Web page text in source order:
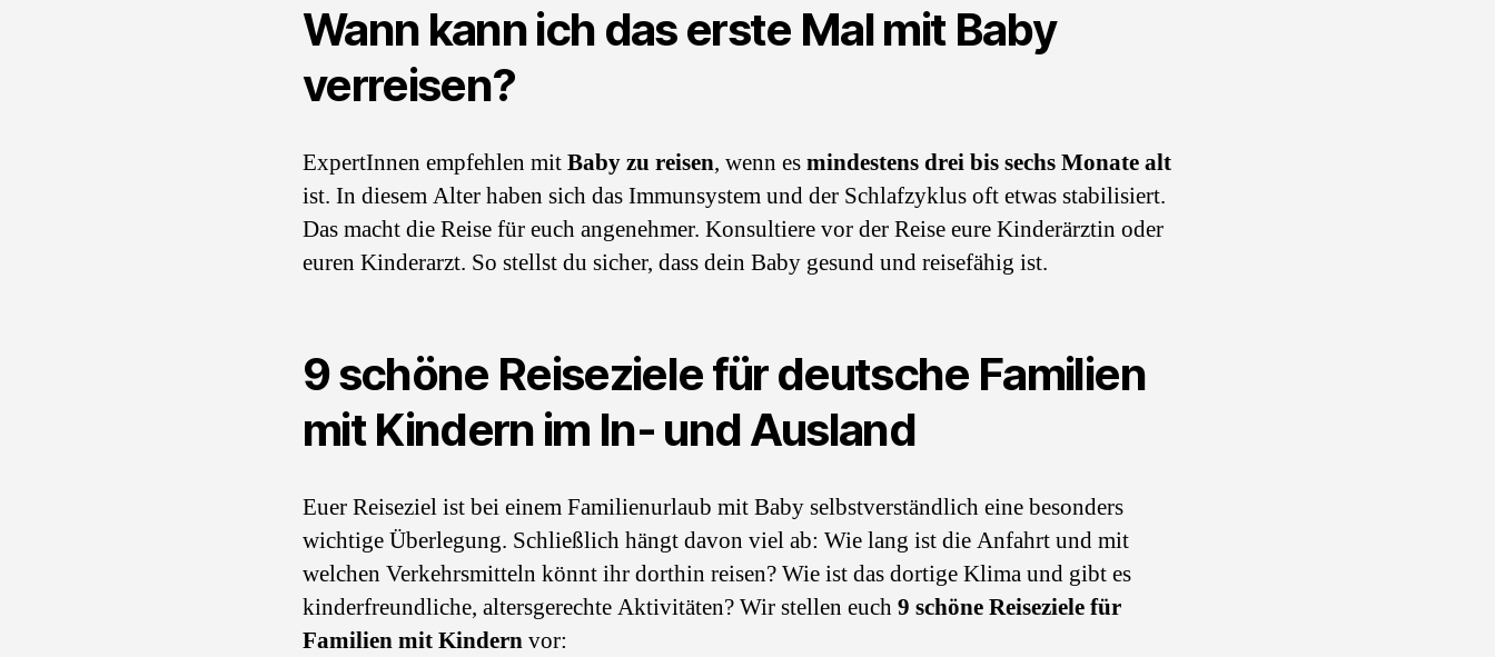
Wann kann ich das erste Mal mit Baby
verreisen?
ExpertInnen empfehlen mitBaby zu reisen, wenn esmindestens drei bis sechs Monate alt
ist. In diesem Alter haben sich das Immunsystem und der Schlafzyklus oft etwas stabilisiert.
Das macht die Reise für euch angenehmer. Konsultiere vor der Reise eure Kinderärztin oder
euren Kinderarzt. So stellst du sicher, dass dein Baby gesund und reisefähig ist.
9 schöne Reiseziele für deutsche Familien
mit Kindern im In- und Ausland
Euer Reiseziel ist bei einem Familienurlaub mit Baby selbstverständlich eine besonders
wichtige Überlegung. Schließlich hängt davon viel ab: Wie lang ist die Anfahrt und mit
welchen Verkehrsmitteln könnt ihr dorthin reisen? Wie ist das dortige Klima und gibt es
kinderfreundliche, altersgerechte Aktivitäten? Wir stellen euch9 schöne Reiseziele für
Familien mit Kindernvor: